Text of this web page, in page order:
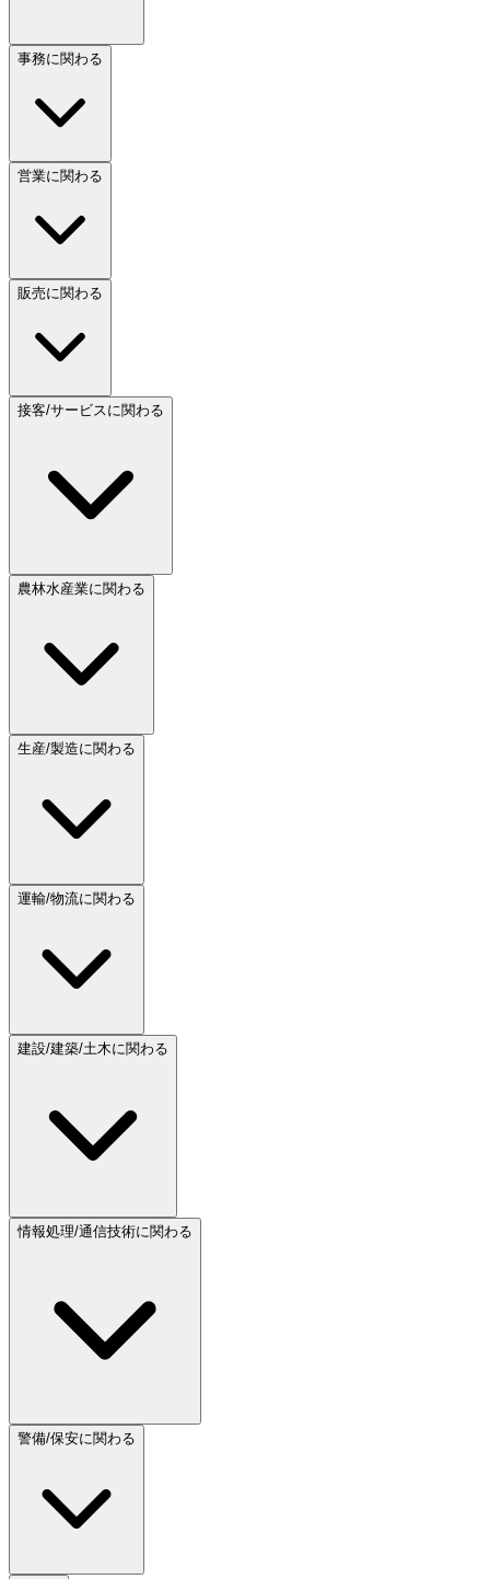
事務に関わる
営業に関わる
販売に関わる
接客/サービスに関わる
農林水産業に関わる
生産/製造に関わる
運輸/物流に関わる
建設/建築/土木に関わる
情報処理/通信技術に関わる
警備/保安に関わる